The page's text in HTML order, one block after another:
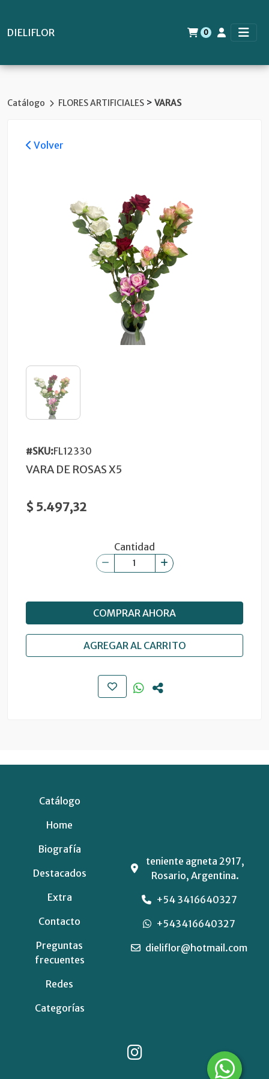
DIELIFLOR 0
Catálogo FLORES ARTIFICIALES > VARAS
Volver
#SKU:FL12330
VARA DE ROSAS X5
$ 5.497,32
Cantidad
COMPRAR AHORA
AGREGAR AL CARRITO
Catálogo
Home
Biografía
Destacados
Extra
Contacto
Preguntas
frecuentes
Redes
Categorías
teniente agneta 2917,
Rosario, Argentina.
+54 3416640327
+543416640327
dieliflor@hotmail.com